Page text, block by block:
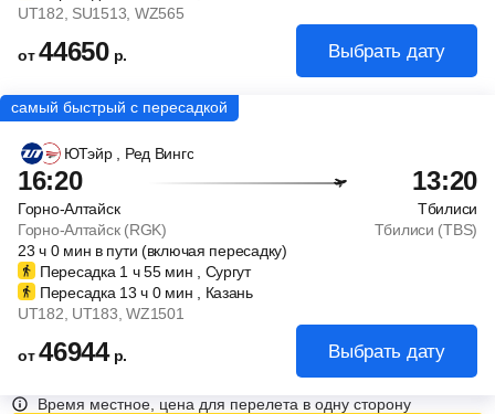
UT182 , SU1513 , WZ565
от44650 р. Выбрать дату
ЮТэйр , Ред Вингс
16:20 13:20
Горно-Алтайск
Тбилиси
Горно-Алтайск (RGK)
Тбилиси (TBS)
23ч0 мин в пути (включая пересадку)
Пересадка 1 ч55 мин , Сургут
Пересадка 13ч 0 мин , Казань
UT182 , UT183 , WZ1501
от46944 р. Выбрать дату
Время местное, цена для перелета в одну сторону